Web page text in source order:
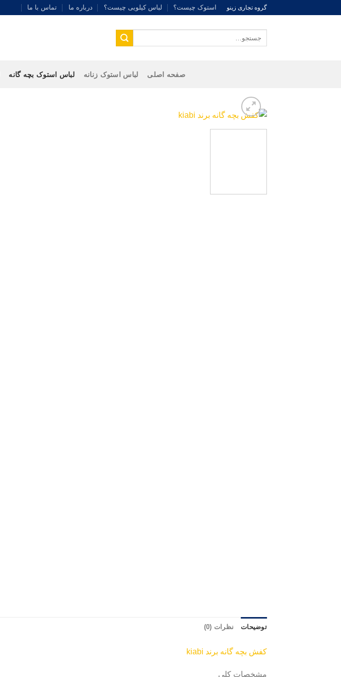
گروه تجاری زینو استوک چیست؟ لباس کیلویی چیست؟ درباره ما تماس با ما
برای:
صفحه اصلی لباس استوک زنانه لباس استوک بچه گانه
توضیحات نظرات (0)
کفش بچه گانه برند kiabi
مشخصات کلی